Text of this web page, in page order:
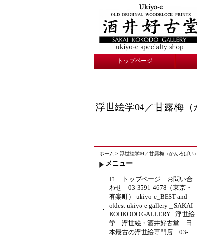
トップページ
浮世絵学04／甘露梅
ホーム > 浮世絵学04／甘露梅（かんろばい
メニュー
F1 トップページ お問い合
わせ 03-3591-4678（東京・
有楽町） ukiyo-e_BEST and
oldest ukiyo-e gallery＿SAKAI
KOHKODO GALLERY_ 浮世絵
学 浮世絵・酒井好古堂 日
本最古の浮世絵専門店 03-